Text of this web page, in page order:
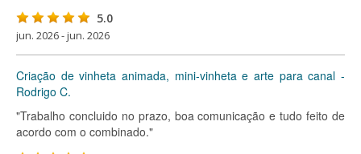
5.0
jun. 2026 - jun. 2026
Criação de vinheta animada, mini-vinheta e arte para canal -
Rodrigo C.
"Trabalho concluido no prazo, boa comunicação e tudo feito de
acordo com o combinado."